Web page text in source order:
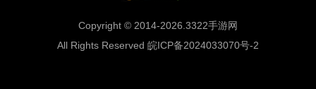
Copyright © 2014-2026.3322手游网
All Rights Reserved 皖ICP备2024033070号-2